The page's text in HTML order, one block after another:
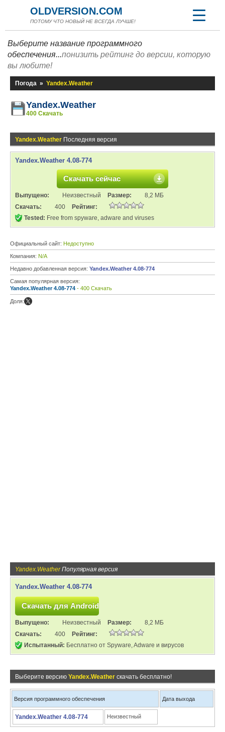
OLDVERSION.COM
ПОТОМУ ЧТО НОВЫЙ НЕ ВСЕГДА ЛУЧШЕ!
Выберите название программного
обеспечения...понизить рейтинг до версии, которую
вы любите!
Погода » Yandex.Weather
Yandex.Weather
400 Скачать
Yandex.Weather Последняя версия
Yandex.Weather 4.08-774
Скачать сейчас
Выпущено: Неизвестный Размер:
8,2 МБ
Скачать:
400
Рейтинг:
Tested: Free from spyware, adware and viruses
Официальный сайт: Недоступно
Компания: N/A
Недавно добавленная версия: Yandex.Weather 4.08-774
Самая популярная версия:
Yandex.Weather 4.08-774 - 400 Скачать
Доля:
Yandex.WeatherПопулярная версия
Yandex.Weather 4.08-774
Выпущено: Неизвестный Размер:
8,2 МБ
Скачать:
400
Рейтинг:
Испытанный: Бесплатно от Spyware, Adware и вирусов
Выберите версию Yandex.Weather скачать бесплатно!
Версия программного обеспечения Дата выхода
Yandex.Weather 4.08-774 Неизвестный